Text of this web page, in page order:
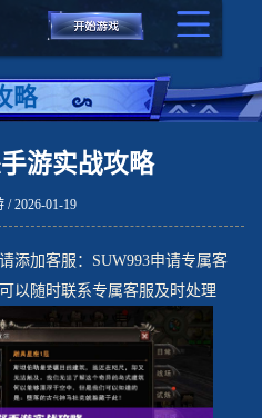
略
游实战攻略
/ 2026-01-19
添加客服：SUW993申请专属客
以随时联系专属客服及时处理